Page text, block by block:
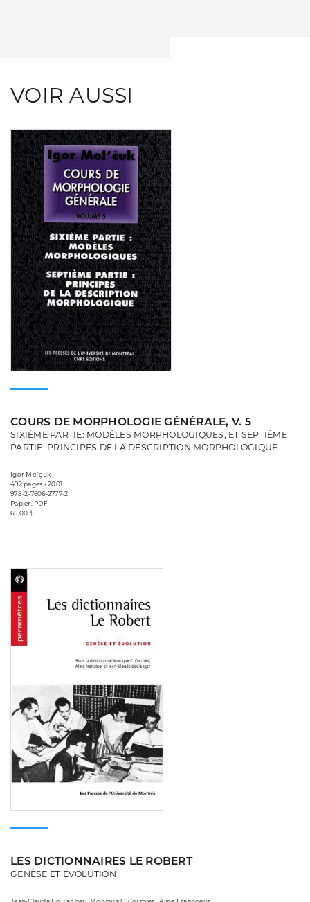
VOIR AUSSI
COURS DE MORPHOLOGIE GÉNÉRALE, V. 5
SIXIÈME PARTIE: MODÈLES MORPHOLOGIQUES, ET SEPTIÈME
PARTIE: PRINCIPES DE LA DESCRIPTION MORPHOLOGIQUE
Igor Mel'çuk
492 pages • 2001
978-2-7606-2777-2
Papier, PDF
65,00 $
LES DICTIONNAIRES LE ROBERT
GENÈSE ET ÉVOLUTION